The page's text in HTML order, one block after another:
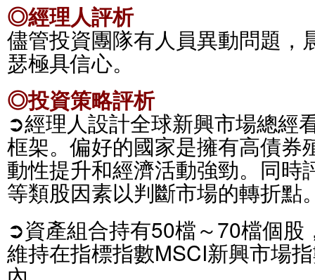
◎經理人評析
儘管投資團隊有人員異動問題，
瑟極具信心。
◎投資策略評析
➲經理人設計全球新興市場總經
框架。偏好的國家是擁有高債券
動性提升和經濟活動強勁。同時
等類股因素以判斷市場的轉折點
➲資產組合持有50檔～70檔個股
維持在指標指數MSCI新興市場